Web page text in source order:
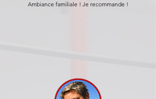
Ambiance familiale ! Je recommande !